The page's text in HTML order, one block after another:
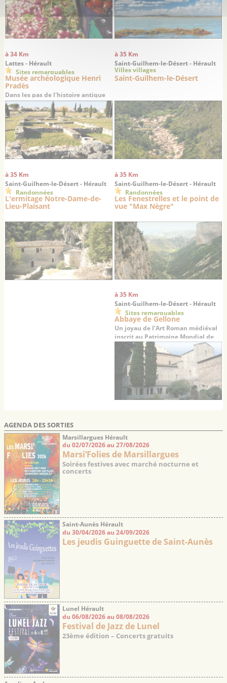
à 34 Km
Lattes - Hérault
Sites remarquables
Musée archéologique Henri
Pradès
Dans les pas de l'histoire antique
du Languedoc…
à 35 Km
Saint-Guilhem-le-Désert - Hérault
Villes villages
Saint-Guilhem-le-Désert
à 35 Km
Saint-Guilhem-le-Désert - Hérault
Randonnées
L'ermitage Notre-Dame-de-
Lieu-Plaisant
à 35 Km
Saint-Guilhem-le-Désert - Hérault
Randonnées
Les Fenestrelles et le point de
vue "Max Nègre"
à 35 Km
Saint-Guilhem-le-Désert - Hérault
Sites remarquables
Abbaye de Gellone
Un joyau de l’Art Roman médiéval
inscrit au Patrimoine Mondial de
l’UNESCO
AGENDA DES SORTIES
Marsillargues Hérault
du 02/07/2026 au 27/08/2026
Marsi’Folies de Marsillargues
Soirées festives avec marché nocturne et
concerts
Saint-Aunès Hérault
du 30/04/2026 au 24/09/2026
Les jeudis Guinguette de Saint-Aunès
Lunel Hérault
du 06/08/2026 au 08/08/2026
Festival de Jazz de Lunel
23ème édition – Concerts gratuits